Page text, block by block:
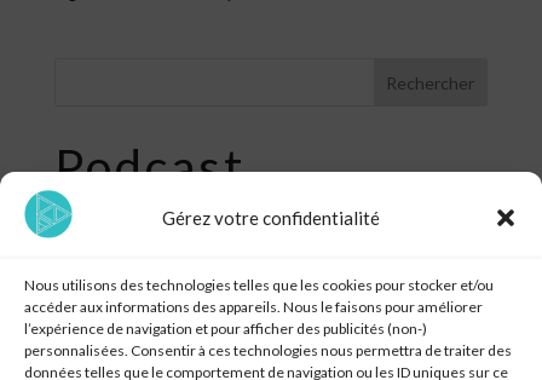
Gérez votre confidentialité
Nous utilisons des technologies telles que les cookies pour stocker et/ou
accéder aux informations des appareils. Nous le faisons pour améliorer
l’expérience de navigation et pour afficher des publicités (non-)
personnalisées. Consentir à ces technologies nous permettra de traiter des
données telles que le comportement de navigation ou les ID uniques sur ce
Rechercher
Podcast
Les cas d’application du Design Thinking
Lancement d’un concept et création d’une marque
Google Ads VS Programmatique